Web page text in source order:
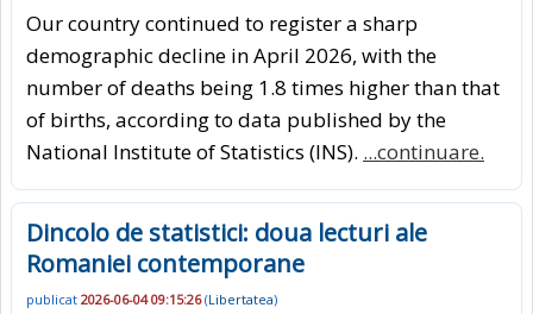
Our country continued to register a sharp
demographic decline in April 2026, with the
number of deaths being 1.8 times higher than that
of births, according to data published by the
National Institute of Statistics (INS). ...continuare.
Dincolo de statistici: doua lecturi ale
Romaniei contemporane
publicat 2026-06-04 09:15:26(Libertatea)